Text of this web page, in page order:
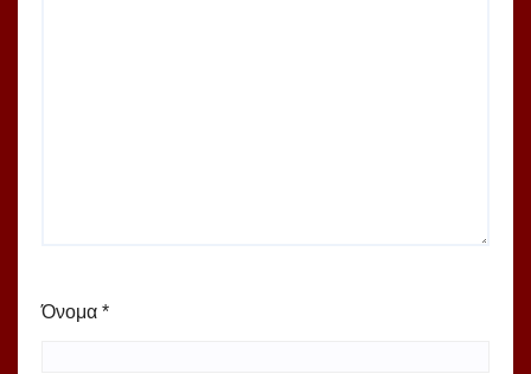
Όνομα *